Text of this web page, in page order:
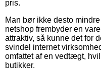
pris.
Man bør ikke desto
netshop frembyder en
attraktiv, så kunne det for
svindel internet
omfattet af en vedtægt,
butikker.